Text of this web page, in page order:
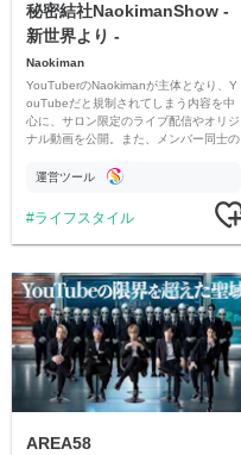
秘密結社NaokimanShow -
新世界より -
Naokiman
YouTuberのNaokimanが主体となり、Y
ouTubeだと規制されてしまう内容を中
心に、サロン限定のライブ配信やオリジ
ナル動画を公開。また、メンバー同士の
ただいています。
運営ツール
ライフスタイル
AREA58